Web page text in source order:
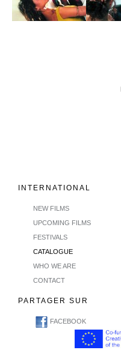
INTERNATIONAL
NEW FILMS
UPCOMING FILMS
FESTIVALS
CATALOGUE
WHO WE ARE
CONTACT
PARTAGER SUR
FACEBOOK